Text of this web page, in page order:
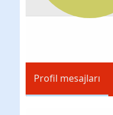
Profil mesajları